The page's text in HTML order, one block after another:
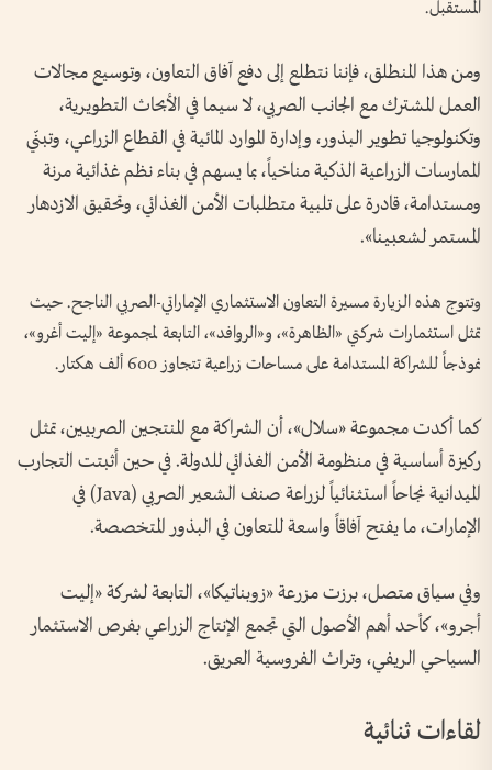
المستقبل.
ومن هذا المنطلق، فإننا نتطلع إلى دفع آفاق التعاون، وتوسيع مجالات
العمل المشترك مع الجانب الصربي، لا سيما في الأبحاث التطويرية،
وتكنولوجيا تطوير البذور، وإدارة الموارد المائية في القطاع الزراعي، وتبنّي
الممارسات الزراعية الذكية مناخياً، بما يسهم في بناء نظم غذائية مرنة
ومستدامة، قادرة على تلبية متطلبات الأمن الغذائي، وتحقيق الازدهار
المستمر لشعبينا».
وتتوج هذه الزيارة مسيرة التعاون الاستثماري الإماراتي-الصربي الناجح. حيث
تمثل استثمارات شركتي «الظاهرة»، و«الروافد»، التابعة لمجموعة «إليت أغرو»،
نموذجاً للشراكة المستدامة على مساحات زراعية تتجاوز 600 ألف هكتار.
كما أكدت مجموعة «سلال»، أن الشراكة مع المنتجين الصربيين، تمثل
ركيزة أساسية في منظومة الأمن الغذائي للدولة. في حين أثبتت التجارب
الميدانية نجاحاً استثنائياً لزراعة صنف الشعير الصربي (Java) في
الإمارات، ما يفتح آفاقاً واسعة للتعاون في البذور المتخصصة.
وفي سياق متصل، برزت مزرعة «زوبناتيكا»، التابعة لشركة «إليت
أجرو»، كأحد أهم الأصول التي تجمع الإنتاج الزراعي بفرص الاستثمار
السياحي الريفي، وتراث الفروسية العريق.
لقاءات ثنائية